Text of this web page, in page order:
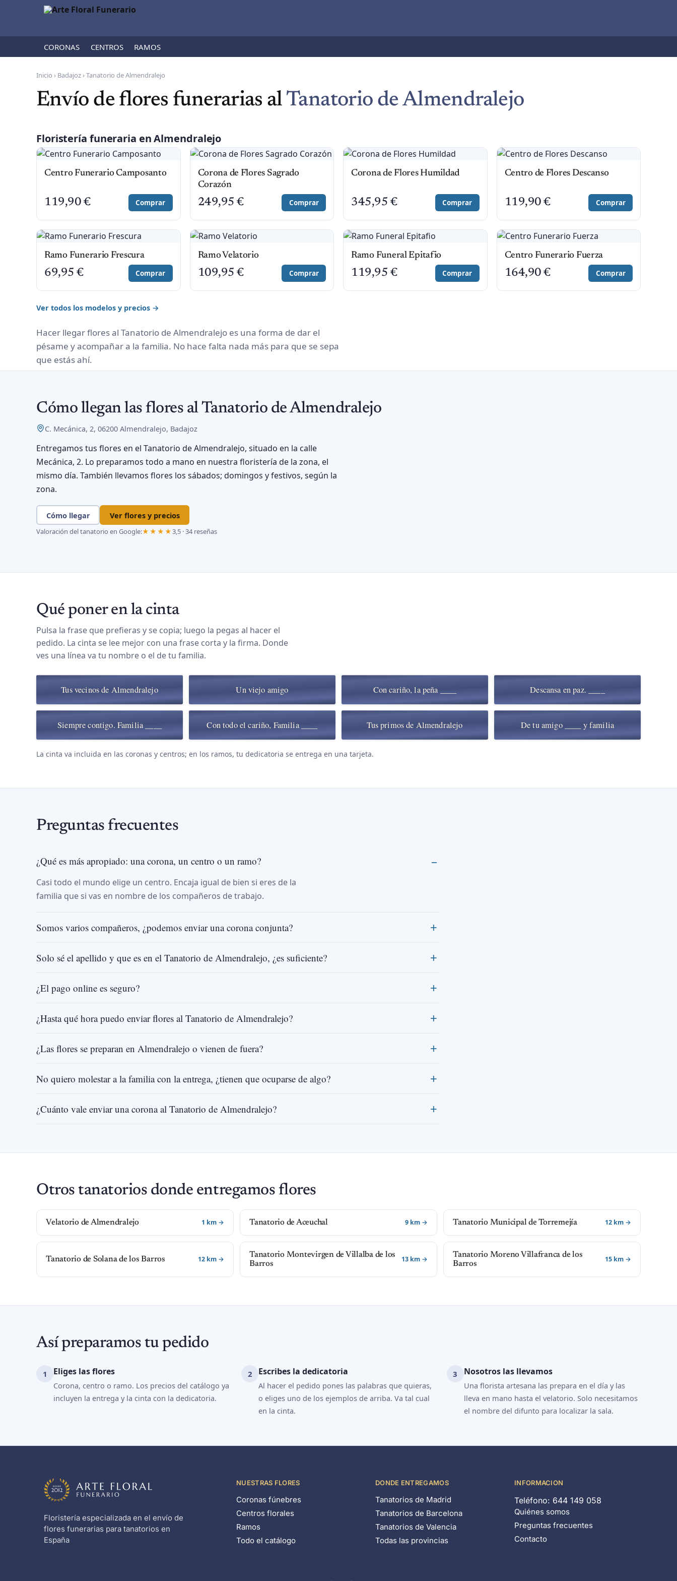
CORONAS CENTROS RAMOS
Inicio › Badajoz›Tanatorio de Almendralejo
Envío de flores funerarias al Tanatorio de Almendralejo
Floristería funeraria en Almendralejo
Centro Funerario Camposanto
119,90 € Comprar
Corona de Flores Sagrado
Corazón
249,95€ Comprar
Corona de Flores Humildad
345,95 € Comprar
Centro de Flores Descanso
119,90€ Comprar
Ramo Funerario Frescura
69,95€ Comprar
Ramo Velatorio
109,95€ Comprar
Ramo Funeral Epitafio
119,95 € Comprar
Centro Funerario Fuerza
164,90€ Comprar
Ver todos los modelos y precios →
Hacer llegar flores al Tanatorio de Almendralejo es una forma de dar el
pésame y acompañar a la familia. No hace falta nada más para que se sepa
que estás ahí.
Cómo llegan las flores al Tanatorio de Almendralejo
C. Mecánica, 2, 06200 Almendralejo, Badajoz
Entregamos tus flores en el Tanatorio de Almendralejo, situado en la calle
Mecánica, 2. Lo preparamos todo a mano en nuestra floristería de la zona, el
mismo día. También llevamos flores los sábados; domingos y festivos, según la
zona.
Cómo llegar Ver flores y precios
Valoración del tanatorio en Google:★★★★3,5 · 34 reseñas
Qué poner en la cinta
Pulsa la frase que prefieras y se copia; luego la pegas al hacer el
pedido. La cinta se lee mejor con una frase corta y la firma. Donde
ves una línea va tu nombre o el de tu familia.
Tus vecinos de Almendralejo Un viejo amigo Con cariño, la peña ____ Descansa en paz. ____
Siempre contigo. Familia ____ Con todo el cariño, Familia ____ Tus primos de Almendralejo De tu amigo ____ y familia
La cinta va incluida en las coronas y centros; en los ramos, tu dedicatoria se entrega en una tarjeta.
Preguntas frecuentes
¿Qué es más apropiado: una corona, un centro o un ramo?
Casi todo el mundo elige un centro. Encaja igual de bien si eres de la
familia que si vas en nombre de los compañeros de trabajo.
Somos varios compañeros, ¿podemos enviar una corona conjunta?
Solo sé el apellido y que es en el Tanatorio de Almendralejo, ¿es suficiente?
¿El pago online es seguro?
¿Hasta qué hora puedo enviar flores al Tanatorio de Almendralejo?
¿Las flores se preparan en Almendralejo o vienen de fuera?
No quiero molestar a la familia con la entrega, ¿tienen que ocuparse de algo?
¿Cuánto vale enviar una corona al Tanatorio de Almendralejo?
Otros tanatorios donde entregamos flores
Velatorio de Almendralejo 1 km → Tanatorio de Aceuchal 9 km → Tanatorio Municipal de Torremejía 12 km →
Tanatorio de Solana de los Barros 12 km →
Tanatorio Montevirgen de Villalba de los
Barros
13 km →
Tanatorio Moreno Villafranca de los
Barros
15 km →
Así preparamos tu pedido
Eliges las flores
Corona, centro o ramo. Los precios del catálogo ya
incluyen la entrega y la cinta con la dedicatoria.
Escribes la dedicatoria
Al hacer el pedido pones las palabras que quieras,
o eliges uno de los ejemplos de arriba. Va tal cual
en la cinta.
Nosotros las llevamos
Una florista artesana las prepara en el día y las
lleva en mano hasta el velatorio. Solo necesitamos
el nombre del difunto para localizar la sala.
Floristería especializada en el envío de
flores funerarias para tanatorios en
España
NUESTRAS FLORES
Coronas fúnebres
Centros florales
Ramos
Todo el catálogo
DONDE ENTREGAMOS
Tanatorios de Madrid
Tanatorios de Barcelona
Tanatorios de Valencia
Todas las provincias
INFORMACION
Teléfono: 644 149 058
Quiénes somos
Preguntas frecuentes
Contacto